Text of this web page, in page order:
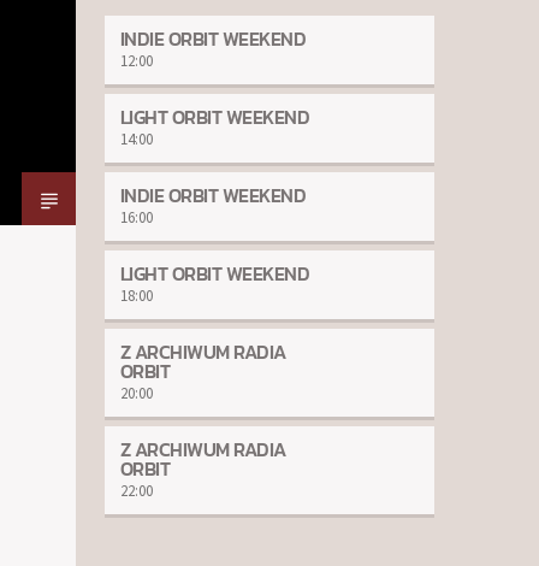
INDIE ORBIT WEEKEND
12:00
LIGHT ORBIT WEEKEND
14:00
INDIE ORBIT WEEKEND
16:00
LIGHT ORBIT WEEKEND
18:00
Z ARCHIWUM RADIA
ORBIT
20:00
Z ARCHIWUM RADIA
ORBIT
22:00